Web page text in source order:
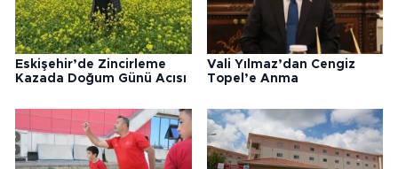
Eskişehir’de Zincirleme
Kazada Doğum Günü Acısı
Vali Yılmaz’dan Cengiz
Topel’e Anma